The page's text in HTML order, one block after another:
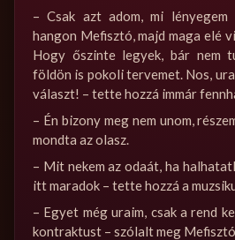
– Csak azt adom, mi
hangon Mefisztó, majd maga elé
Hogy őszinte legyek, bár nem
földön is pokoli tervemet. Nos,
választ! – tette hozzá immár
– Én bizony meg nem unom,
mondta az olasz.
– Mit nekem az odaát, ha
itt maradok – tette hozzá a
– Egyet még uraim, csak a rend
kontraktust – szólalt meg